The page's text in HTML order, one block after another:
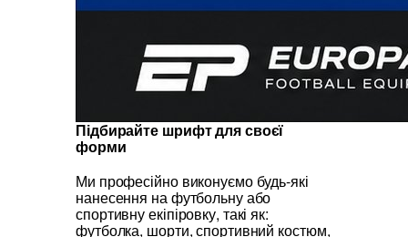
Підбирайте шрифт для своєї
форми
Ми професійно виконуємо будь-які
нанесення на футбольну або
спортивну екіпіровку, такі як:
футболка, шорти, спортивний костюм,